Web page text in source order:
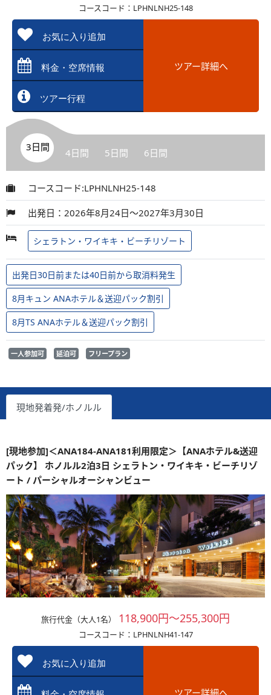
コースコード：LPHNLNH25-148
お気に入り追加
料金・空席情報
ツアー行程
ツアー詳細へ
3日間 4日間 5日間 6日間
コースコード:LPHNLNH25-148
出発日：2026年8月24日～2027年3月30日
シェラトン・ワイキキ・ビーチリゾート
出発日30日前または40日前から取消料発生
8月キュン ANAホテル＆送迎パック割引
8月TS ANAホテル＆送迎パック割引
一人参加可 延泊可 フリープラン
現地発着発/ホノルル
[現地参加]＜ANA184-ANA181利用限定＞【ANAホテル&送迎
パック】 ホノルル2泊3日 シェラトン・ワイキキ・ビーチリゾ
ート / パーシャルオーシャンビュー
旅行代金（大人1名） 118,900円～255,300円
コースコード：LPHNLNH41-147
お気に入り追加
ツアー詳細へ